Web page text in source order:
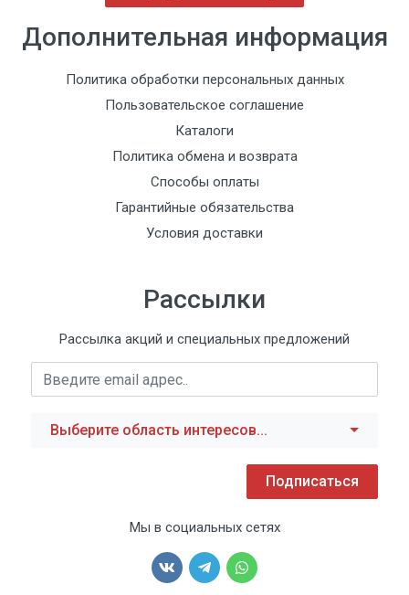
Дополнительная информация
Политика обработки персональных данных
Пользовательское соглашение
Каталоги
Политика обмена и возврата
Способы оплаты
Гарантийные обязательства
Условия доставки
Рассылки
Рассылка акций и специальных предложений
Выберите область интересов...
Подписаться
Мы в социальных сетях